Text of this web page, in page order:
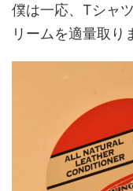
僕は一応、Tシャ
リームを適量取り